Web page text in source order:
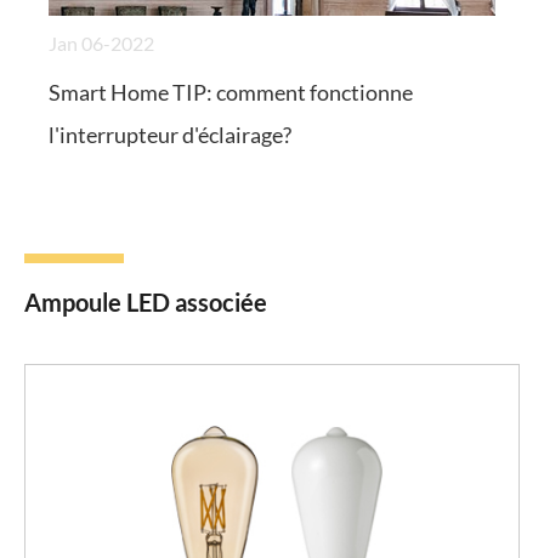
Jan 06-2022
Smart Home TIP: comment fonctionne
l'interrupteur d'éclairage?
Ampoule LED associée